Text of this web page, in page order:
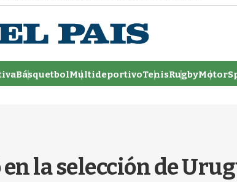
BásquetbolMultideportivoTenisRugby
la selección de